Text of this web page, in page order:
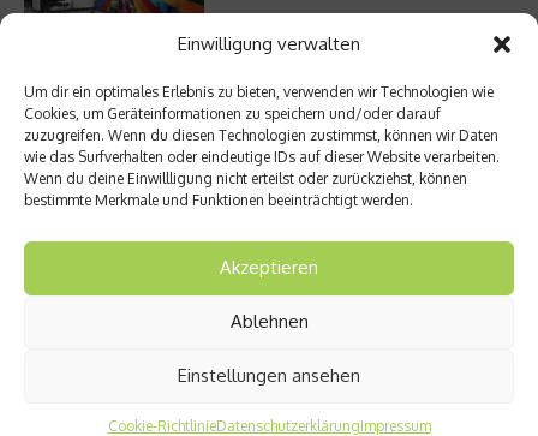
Einwilligung verwalten
Um dir ein optimales Erlebnis zu bieten, verwenden wir Technologien wie
Cookies, um Geräteinformationen zu speichern und/oder darauf
zuzugreifen. Wenn du diesen Technologien zustimmst, können wir Daten
wie das Surfverhalten oder eindeutige IDs auf dieser Website verarbeiten.
Wenn du deine Einwillligung nicht erteilst oder zurückziehst, können
bestimmte Merkmale und Funktionen beeinträchtigt werden.
Akzeptieren
Ablehnen
Einstellungen ansehen
Cookie-RichtlinieDatenschutzerklärungImpressum
Kann man Hunde vegan ernähren?